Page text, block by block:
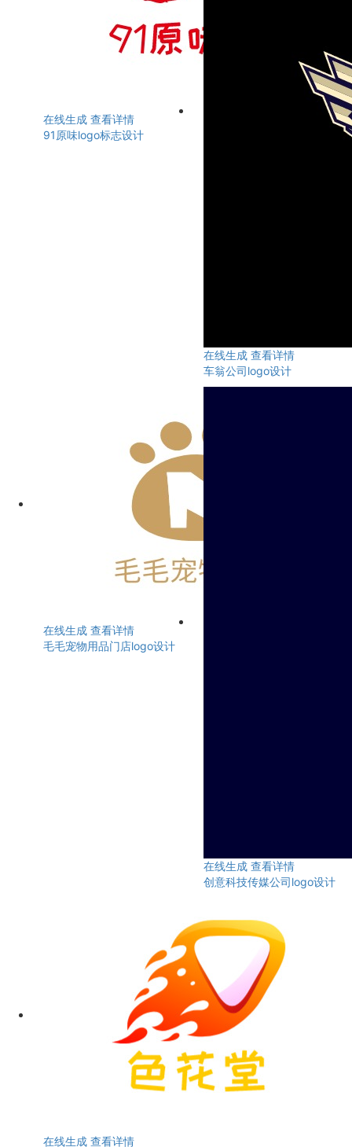
在线生成 查看详情
91原味logo标志设计
在线生成 查看详情
车翁公司logo设计
在线生成 查看详情
毛毛宠物用品门店logo设计
在线生成 查看详情
创意科技传媒公司logo设计
在线生成 查看详情